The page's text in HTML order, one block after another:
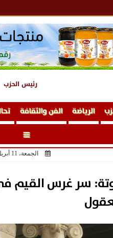
رئيس الحزب
الرياضة الفن والثقافة
الجمعة، 11 أبريل 2025
سر غرس القيم